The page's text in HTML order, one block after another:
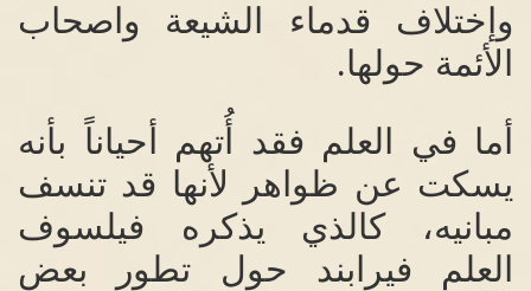
وإختلاف قدماء الشيعة واصحاب
الأئمة حولها.
أما في العلم فقد أُتهم أحياناً بأنه
يسكت عن ظواهر لأنها قد تنسف
مبانيه، كالذي يذكره فيلسوف
العلم فيرابند حول تطور بعض